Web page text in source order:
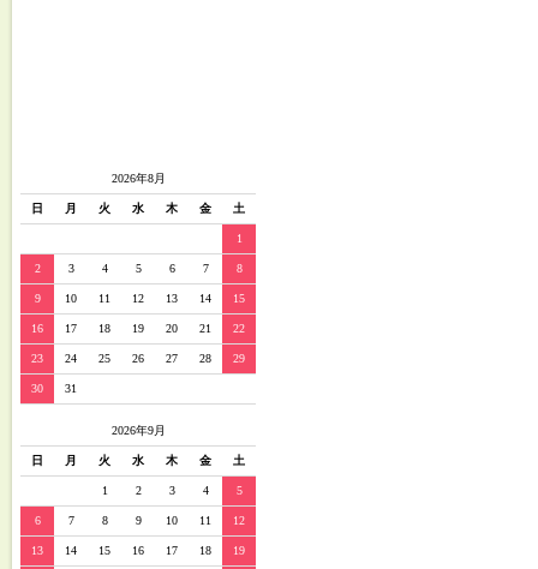
2026年8月
日 月 火 水 木 金 土
1
2 3 4 5 6 7 8
9 10 11 12 13 14 15
16 17 18 19 20 21 22
23 24 25 26 27 28 29
30 31
2026年9月
日 月 火 水 木 金 土
1 2 3 4 5
6 7 8 9 10 11 12
13 14 15 16 17 18 19